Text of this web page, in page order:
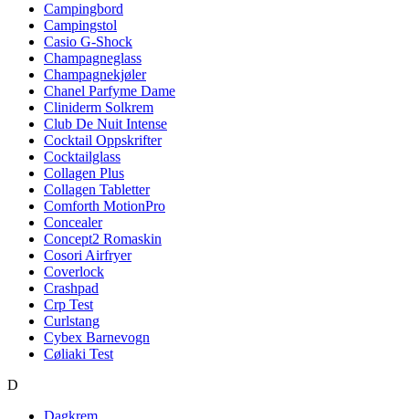
Campingbord
Campingstol
Casio G-Shock
Champagneglass
Champagnekjøler
Chanel Parfyme Dame
Cliniderm Solkrem
Club De Nuit Intense
Cocktail Oppskrifter
Cocktailglass
Collagen Plus
Collagen Tabletter
Comforth MotionPro
Concealer
Concept2 Romaskin
Cosori Airfryer
Coverlock
Crashpad
Crp Test
Curlstang
Cybex Barnevogn
Cøliaki Test
D
Dagkrem